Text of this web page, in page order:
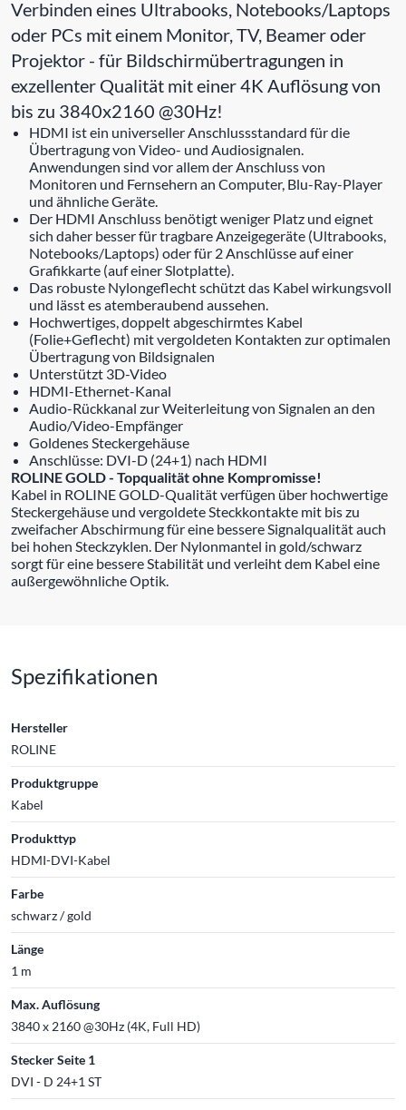
Verbinden eines Ultrabooks, Notebooks/Laptops
oder PCs mit einem Monitor, TV, Beamer oder
Projektor - für Bildschirmübertragungen in
exzellenter Qualität mit einer 4K Auflösung von
bis zu 3840x2160 @30Hz!
HDMI ist ein universeller Anschlussstandard für die
Übertragung von Video- und Audiosignalen.
Anwendungen sind vor allem der Anschluss von
Monitoren und Fernsehern an Computer, Blu-Ray-Player
und ähnliche Geräte.
Der HDMI Anschluss benötigt weniger Platz und eignet
sich daher besser für tragbare Anzeigegeräte (Ultrabooks,
Notebooks/Laptops) oder für 2 Anschlüsse auf einer
Grafikkarte (auf einer Slotplatte).
Das robuste Nylongeflecht schützt das Kabel wirkungsvoll
und lässt es atemberaubend aussehen.
Hochwertiges, doppelt abgeschirmtes Kabel
(Folie+Geflecht) mit vergoldeten Kontakten zur optimalen
Übertragung von Bildsignalen
Unterstützt 3D-Video
HDMI-Ethernet-Kanal
Audio-Rückkanal zur Weiterleitung von Signalen an den
Audio/Video-Empfänger
Goldenes Steckergehäuse
Anschlüsse: DVI-D (24+1) nach HDMI
ROLINE GOLD - Topqualität ohne Kompromisse!
Kabel in ROLINE GOLD-Qualität verfügen über hochwertige
Steckergehäuse und vergoldete Steckkontakte mit bis zu
zweifacher Abschirmung für eine bessere Signalqualität auch
bei hohen Steckzyklen. Der Nylonmantel in gold/schwarz
sorgt für eine bessere Stabilität und verleiht dem Kabel eine
außergewöhnliche Optik.
Spezifikationen
Hersteller
ROLINE
Produktgruppe
Kabel
Produkttyp
HDMI-DVI-Kabel
Farbe
schwarz / gold
Länge
1 m
Max. Auflösung
3840 x 2160 @30Hz (4K, Full HD)
Stecker Seite 1
DVI - D 24+1 ST